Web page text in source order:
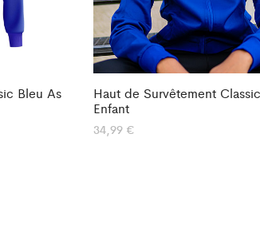
Bleu As
Haut de Survêtement
Enfant
34,99 €